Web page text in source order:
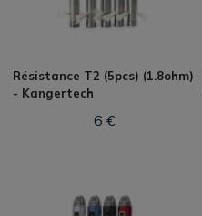
Résistance T2 (5pcs) (1.8ohm)
- Kangertech
6 €